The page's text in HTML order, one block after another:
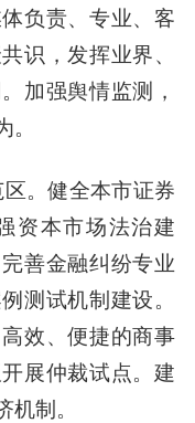
负责、专业、客
识，发挥业界、
加强舆情监测，
。健全本市证券
资本市场法治建
善金融纠纷专业
测试机制建设。
效、便捷的商事
展仲裁试点。建
制。